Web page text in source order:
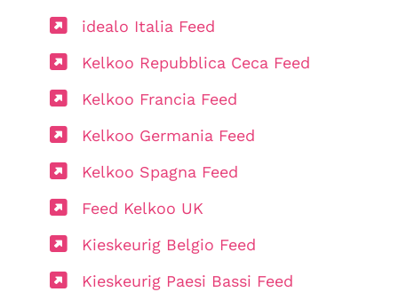
idealo Italia Feed
Kelkoo Repubblica Ceca Feed
Kelkoo Francia Feed
Kelkoo Germania Feed
Kelkoo Spagna Feed
Feed Kelkoo UK
Kieskeurig Belgio Feed
Kieskeurig Paesi Bassi Feed